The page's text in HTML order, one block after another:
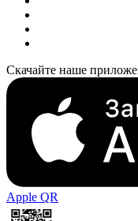
Скачайте наше
Apple QR